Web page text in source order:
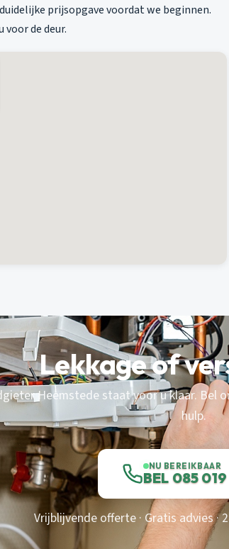
prijsopgave voordat we beginnen.
de deur.
Lekkage of
Heemstede staat voor u klaar. Bel
hulp.
NU BEREIKBAAR
BEL 085
Vrijblijvende offerte · Gratis advies ·